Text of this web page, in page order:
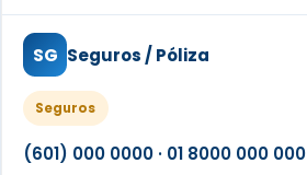
SG Seguros / Póliza
Seguros
(601) 000 0000 · 01 8000 000 000